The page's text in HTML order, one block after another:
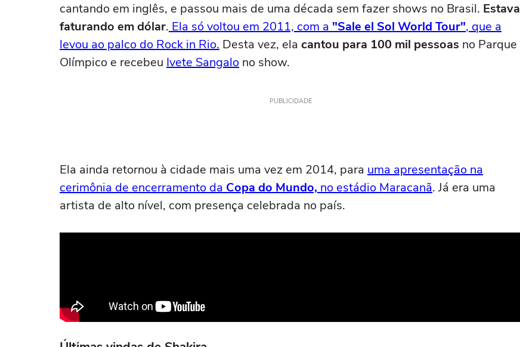
cantando em inglês, e passou mais de uma década sem fazer shows no Brasil. Estava
faturando em dólar. Ela só voltou em 2011, com a "Sale el Sol World Tour", que a
levou ao palco do Rock in Rio. Desta vez, ela cantou para 100 mil pessoas no Parque
Olímpico e recebeu Ivete Sangalo no show.
PUBLICIDADE
Ela ainda retornou à cidade mais uma vez em 2014, para uma apresentação na
cerimônia de encerramento da Copa do Mundo, no estádio Maracanã. Já era uma
artista de alto nível, com presença celebrada no país.